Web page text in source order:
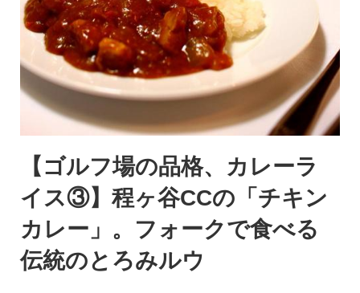
【ゴルフ場の品格、カレーラ
イス③】程ヶ谷CCの「チキン
カレー」。フォークで食べる
伝統のとろみルウ